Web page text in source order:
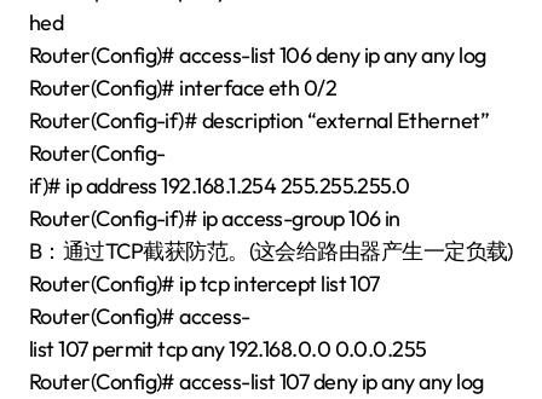
hed
Router(Config)# access-list 106 deny ip any any log
Router(Config)# interface eth 0/2
Router(Config-if)# description “external Ethernet”
Router(Config-
if)# ip address 192.168.1.254 255.255.255.0
Router(Config-if)# ip access-group 106 in
B：通过TCP截获防范。(这会给路由器产生一定负载)
Router(Config)# ip tcp intercept list 107
Router(Config)# access-
list 107 permit tcp any 192.168.0.0 0.0.0.255
Router(Config)# access-list 107 deny ip any any log